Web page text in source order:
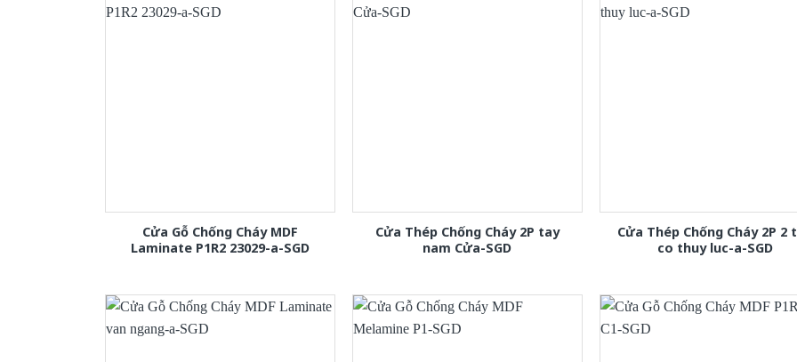
Cửa Gỗ Chống Cháy MDF
Laminate P1R2 23029-a-SGD
Cửa Thép Chống Cháy 2P tay
nam Cửa-SGD
Cửa Thép Chống Cháy 2P 2
co thuy luc-a-SGD